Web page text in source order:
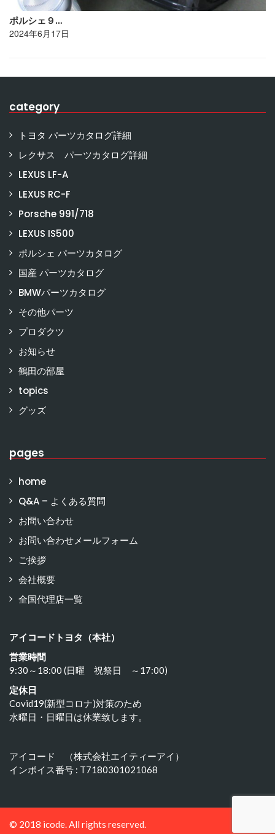
ポルシェ９…
2024年6月17日
category
トヨタ パーツカタログ詳細
レクサス パーツカタログ詳細
LEXUS LF-A
LEXUS RC-F
Porsche 991/718
LEXUS IS500
ポルシェ パーツカタログ
国産 パーツカタログ
BMWパーツカタログ
その他パーツ
プロダクツ
お知らせ
鶴田の部屋
topics
グッズ
pages
home
Q&A – よくある質問
お問い合わせ
お問い合わせメールフォーム
ご挨拶
会社概要
全国代理店一覧
アイコードトヨタ（本社）
営業時間
9:30～18:00 (日曜 祝祭日 ～17:00)
定休日
Covid19(新型コロナ)対策のため
水曜日・日曜日は休業致します。
アイコード （株式会社エイティーアイ）
インボイス番号 : T7180301021068
© 2018 icode. All rights reserved.